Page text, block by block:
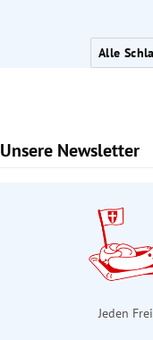
Alle
Unsere Newsletter
Slide 1 von 9
Jeden